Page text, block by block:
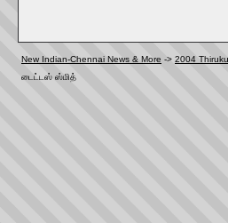
New Indian-Chennai News & More -> 2004
டைட்டஸ் ஸ்மித்